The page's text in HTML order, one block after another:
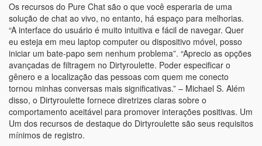
Os recursos do Pure Chat são o que você esperaria de uma
solução de chat ao vivo, no entanto, há espaço para melhorias.
“A interface do usuário é muito intuitiva e fácil de navegar. Quer
eu esteja em meu laptop computer ou dispositivo móvel, posso
iniciar um bate-papo sem nenhum problema”. “Aprecio as opções
avançadas de filtragem no Dirtyroulette. Poder especificar o
gênero e a localização das pessoas com quem me conecto
tornou minhas conversas mais significativas.” – Michael S. Além
disso, o Dirtyroulette fornece diretrizes claras sobre o
comportamento aceitável para promover interações positivas. Um
Um dos recursos de destaque do Dirtyroulette são seus requisitos
mínimos de registro.